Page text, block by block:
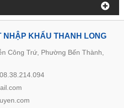
NHẬP KHẨU THANH LONG
Công Trứ, Phường Bến Thành,
08.38.214.094